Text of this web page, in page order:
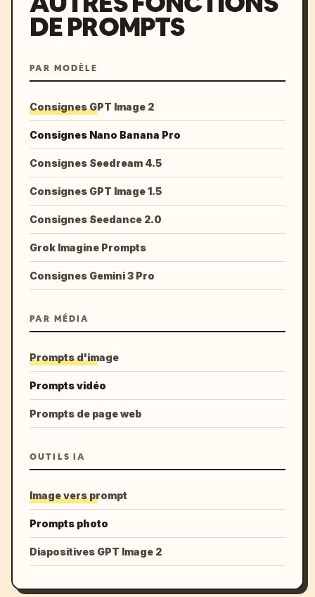
DE PROMPTS
PAR MODÈLE
Consignes GPT Image 2
Consignes Nano Banana Pro
Consignes Seedream 4.5
Consignes GPT Image 1.5
Consignes Seedance 2.0
Grok Imagine Prompts
Consignes Gemini 3 Pro
PAR MÉDIA
Prompts d'image
Prompts vidéo
Prompts de page web
OUTILS IA
Image vers prompt
Prompts photo
Diapositives GPT Image 2